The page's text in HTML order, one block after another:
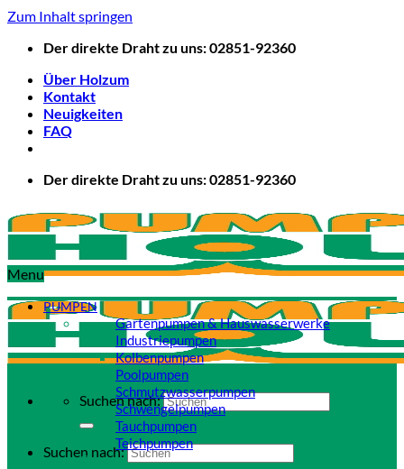
Zum Inhalt springen
Der direkte Draht zu uns: 02851-92360
Über Holzum
Kontakt
Neuigkeiten
FAQ
Der direkte Draht zu uns: 02851-92360
Suchen nach:
Suchen nach:
Menu
PUMPEN
Gartenpumpen & Hauswasserwerke
Industriepumpen
Kolbenpumpen
Poolpumpen
Schmutzwasserpumpen
Schwengelpumpen
Tauchpumpen
Teichpumpen
Close